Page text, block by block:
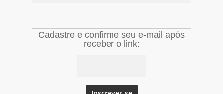
Cadastre e confirme seu e-mail após
receber o link: